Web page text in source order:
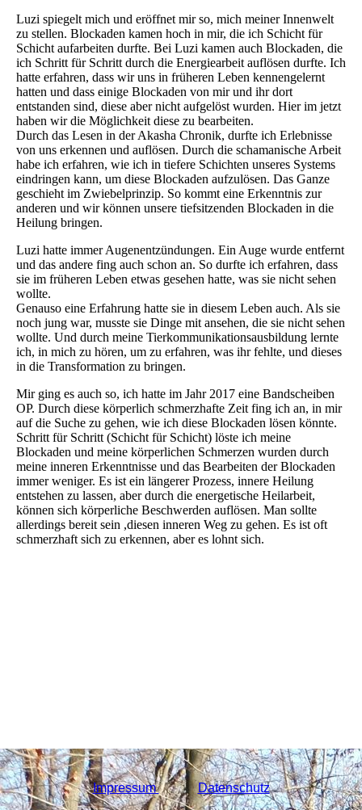
Luzi spiegelt mich und eröffnet mir so, mich meiner Innenwelt
zu stellen. Blockaden kamen hoch in mir, die ich Schicht für
Schicht aufarbeiten durfte. Bei Luzi kamen auch Blockaden, die
ich Schritt für Schritt durch die Energiearbeit auflösen durfte. Ich
hatte erfahren, dass wir uns in früheren Leben kennengelernt
hatten und dass einige Blockaden von mir und ihr dort
entstanden sind, diese aber nicht aufgelöst wurden. Hier im jetzt
haben wir die Möglichkeit diese zu bearbeiten.
Durch das Lesen in der Akasha Chronik, durfte ich Erlebnisse
von uns erkennen und auflösen. Durch die schamanische Arbeit
habe ich erfahren, wie ich in tiefere Schichten unseres Systems
eindringen kann, um diese Blockaden aufzulösen. Das Ganze
geschieht im Zwiebelprinzip. So kommt eine Erkenntnis zur
anderen und wir können unsere tiefsitzenden Blockaden in die
Heilung bringen.
Luzi hatte immer Augenentzündungen. Ein Auge wurde entfernt
und das andere fing auch schon an. So durfte ich erfahren, dass
sie im früheren Leben etwas gesehen hatte, was sie nicht sehen
wollte.
Genauso eine Erfahrung hatte sie in diesem Leben auch. Als sie
noch jung war, musste sie Dinge mit ansehen, die sie nicht sehen
wollte. Und durch meine Tierkommunikationsausbildung lernte
ich, in mich zu hören, um zu erfahren, was ihr fehlte, und dieses
in die Transformation zu bringen.
Mir ging es auch so, ich hatte im Jahr 2017 eine Bandscheiben
OP. Durch diese körperlich schmerzhafte Zeit fing ich an, in mir
auf die Suche zu gehen, wie ich diese Blockaden lösen könnte.
Schritt für Schritt (Schicht für Schicht) löste ich meine
Blockaden und meine körperlichen Schmerzen wurden durch
meine inneren Erkenntnisse und das Bearbeiten der Blockaden
immer weniger. Es ist ein längerer Prozess, innere Heilung
entstehen zu lassen, aber durch die energetische Heilarbeit,
können sich körperliche Beschwerden auflösen. Man sollte
allerdings bereit sein ,diesen inneren Weg zu gehen. Es ist oft
schmerzhaft sich zu erkennen, aber es lohnt sich.
Impressum Datenschutz